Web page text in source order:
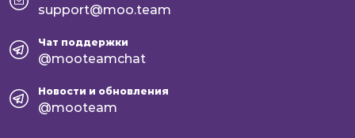
support@moo.team
Чат поддержки
@mooteamchat
Новости и обновления
@mooteam